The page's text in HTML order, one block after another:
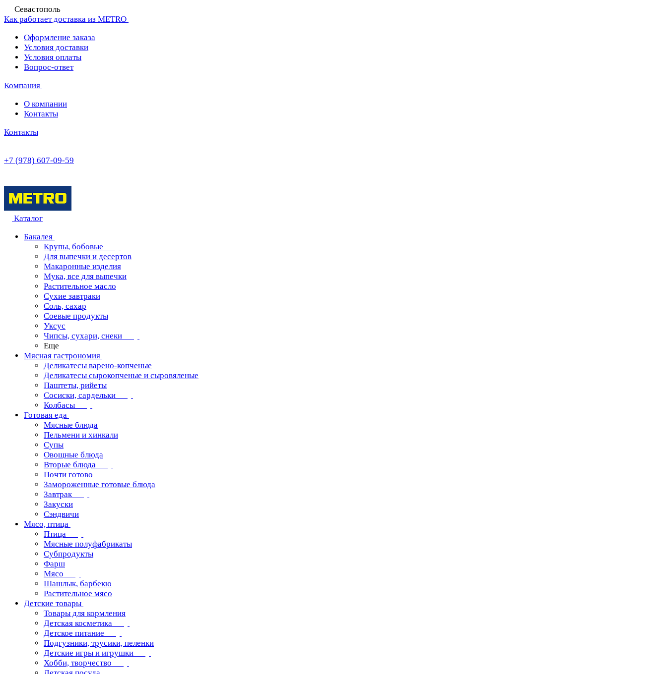
Севастополь
Как работает доставка из METRO
Оформление заказа
Условия доставки
Условия оплаты
Вопрос-ответ
Компания
О компании
Контакты
Контакты
+7 (978) 607-09-59
Каталог
Бакалея
Крупы, бобовые
Для выпечки и десертов
Макаронные изделия
Мука, все для выпечки
Растительное масло
Сухие завтраки
Соль, сахар
Соевые продукты
Уксус
Чипсы, сухари, снеки
Еще
Мясная гастрономия
Деликатесы варено-копченые
Деликатесы сырокопченые и сыровяленые
Паштеты, рийеты
Сосиски, сардельки
Колбасы
Готовая еда
Мясные блюда
Пельмени и хинкали
Супы
Овощные блюда
Вторые блюда
Почти готово
Замороженные готовые блюда
Завтрак
Закуски
Сэндвичи
Мясо, птица
Птица
Мясные полуфабрикаты
Субпродукты
Фарш
Мясо
Шашлык, барбекю
Растительное мясо
Детские товары
Товары для кормления
Детская косметика
Детское питание
Подгузники, трусики, пеленки
Детские игры и игрушки
Хобби, творчество